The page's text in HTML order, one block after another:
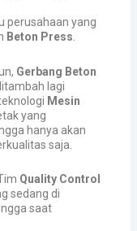
perusahaan yang
Beton Press.
Gerbang Beton
lagi
Mesin
yang
hanya akan
saja.
Quality Control
sedang di
saat